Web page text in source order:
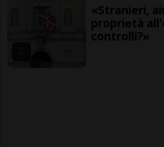
«Stranieri,
proprietà
controlli?»